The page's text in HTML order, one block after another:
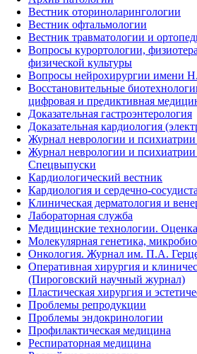
Вестник оториноларингологии
Вестник офтальмологии
Вестник травматологии и
Вопросы курортологии,
физической культуры
Вопросы нейрохирургии имени
Восстановительные
цифровая и предиктивная
Доказательная гастроэнтерология
Доказательная кардиология
Журнал неврологии и
Журнал неврологии и
Спецвыпуски
Кардиологический вестник
Кардиология и сердечно-
Клиническая дерматология и
Лабораторная служба
Медицинские технологии.
Молекулярная генетика,
Онкология. Журнал им. П.А.
Оперативная хирургия и
(Пироговский научный журнал)
Пластическая хирургия и
Проблемы репродукции
Проблемы эндокринологии
Профилактическая медицина
Респираторная медицина